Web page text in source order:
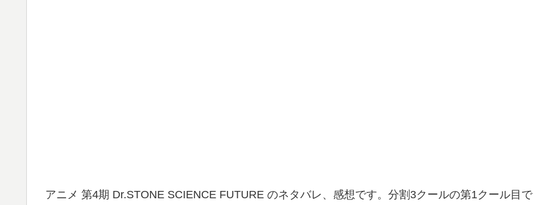
アニメ 第4期 Dr.STONE SCIENCE FUTURE のネタバレ、感想です。分割3クールの第1クール目で